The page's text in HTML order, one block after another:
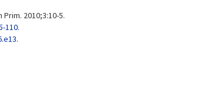
2010;3:10-5.
110.